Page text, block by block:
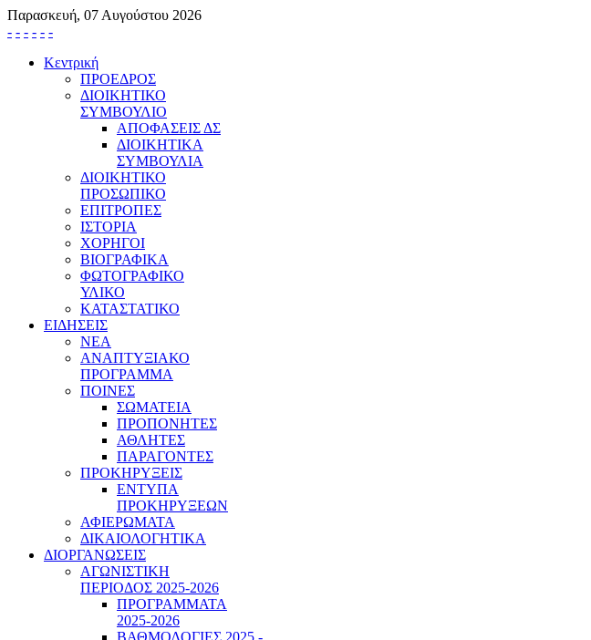
Παρασκευή, 07 Αυγούστου 2026
- - - - - -
Κεντρική
ΠΡΟΕΔΡΟΣ
ΔΙΟΙΚΗΤΙΚΟ
ΣΥΜΒΟΥΛΙΟ
ΑΠΟΦΑΣΕΙΣ ΔΣ
ΔΙΟΙΚΗΤΙΚΑ
ΣΥΜΒΟΥΛΙΑ
ΔΙΟΙΚΗΤΙΚΟ
ΠΡΟΣΩΠΙΚΟ
ΕΠΙΤΡΟΠΕΣ
ΙΣΤΟΡΙΑ
ΧΟΡΗΓΟΙ
ΒΙΟΓΡΑΦΙΚΑ
ΦΩΤΟΓΡΑΦΙΚΟ
ΥΛΙΚΟ
ΚΑΤΑΣΤΑΤΙΚΟ
ΕΙΔΗΣΕΙΣ
ΝΕΑ
ΑΝΑΠΤΥΞΙΑΚΟ
ΠΡΟΓΡΑΜΜΑ
ΠΟΙΝΕΣ
ΣΩΜΑΤΕΙΑ
ΠΡΟΠΟΝΗΤΕΣ
ΑΘΛΗΤΕΣ
ΠΑΡΑΓΟΝΤΕΣ
ΠΡΟΚΗΡΥΞΕΙΣ
ΕΝΤΥΠΑ
ΠΡΟΚΗΡΥΞΕΩΝ
ΑΦΙΕΡΩΜΑΤΑ
ΔΙΚΑΙΟΛΟΓΗΤΙΚΑ
ΔΙΟΡΓΑΝΩΣΕΙΣ
ΑΓΩΝΙΣΤΙΚΗ
ΠΕΡΙΟΔΟΣ 2025-2026
ΠΡΟΓΡΑΜΜΑΤΑ
2025-2026
ΒΑΘΜΟΛΟΓΙΕΣ 2025 -